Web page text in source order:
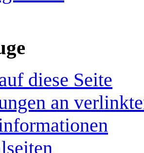
diese Seite
an